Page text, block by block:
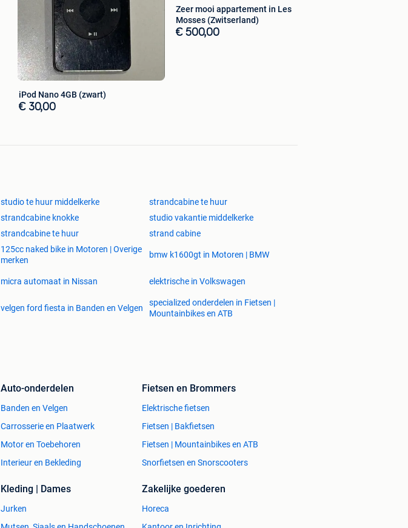
iPod Nano 4GB (zwart)
€ 30,00
Zeer mooi appartement in Les
Mosses (Zwitserland)
€ 500,00
studio te huur middelkerke
strandcabine te huur
strandcabine knokke
studio vakantie middelkerke
strandcabine te huur strand cabine
125cc naked bike in Motoren | Overige
merken
bmw k1600gt in Motoren | BMW
micra automaat in Nissan elektrische in Volkswagen
velgen ford fiesta in Banden en Velgen
specialized onderdelen in Fietsen |
Mountainbikes en ATB
Auto-onderdelen
Banden en Velgen
Carrosserie en Plaatwerk
Motor en Toebehoren
Interieur en Bekleding
Fietsen en Brommers
Elektrische fietsen
Fietsen | Bakfietsen
Fietsen | Mountainbikes en ATB
Snorfietsen en Snorscooters
Kleding | Dames
Jurken
Zakelijke goederen
Horeca